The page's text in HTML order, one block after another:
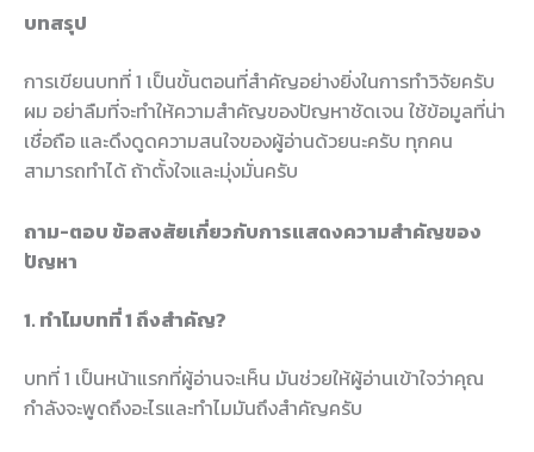
บทสรุป
การเขียนบทที่ 1 เป็นขั้นตอนที่สำคัญอย่างยิ่งในการทำวิจัยครับ
ผม อย่าลืมที่จะทำให้ความสำคัญของปัญหาชัดเจน ใช้ข้อมูลที่น่า
เชื่อถือ และดึงดูดความสนใจของผู้อ่านด้วยนะครับ ทุกคน
สามารถทำได้ ถ้าตั้งใจและมุ่งมั่นครับ
ถาม-ตอบ ข้อสงสัยเกี่ยวกับการแสดงความสำคัญของ
ปัญหา
1. ทำไมบทที่ 1 ถึงสำคัญ?
บทที่ 1 เป็นหน้าแรกที่ผู้อ่านจะเห็น มันช่วยให้ผู้อ่านเข้าใจว่าคุณ
กำลังจะพูดถึงอะไรและทำไมมันถึงสำคัญครับ